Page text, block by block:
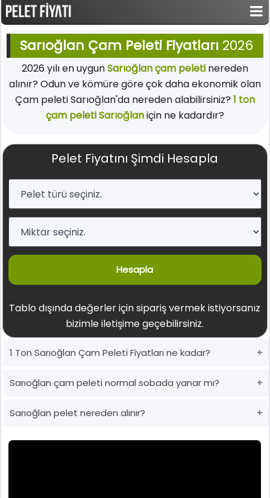
Sarıoğlan Çam Peleti Fiyatları 2026
2026 yılı en uygunSarıoğlan çam peletinereden
alınır? Odun ve kömüre göre çok daha ekonomik olan
Çam peleti Sarıoğlan'da nereden alabilirsiniz? 1 ton
çam peleti Sarıoğlaniçin ne kadardır?
Pelet Fiyatını Şimdi Hesapla
Hesapla
Tablo dışında değerler için sipariş vermek istiyorsanız
bizimle iletişime geçebilirsiniz.
1 Ton Sarıoğlan Çam Peleti Fiyatları ne kadar?
Sarıoğlan çam peleti normal sobada yanar mı?
Sarıoğlan pelet nereden alınır?